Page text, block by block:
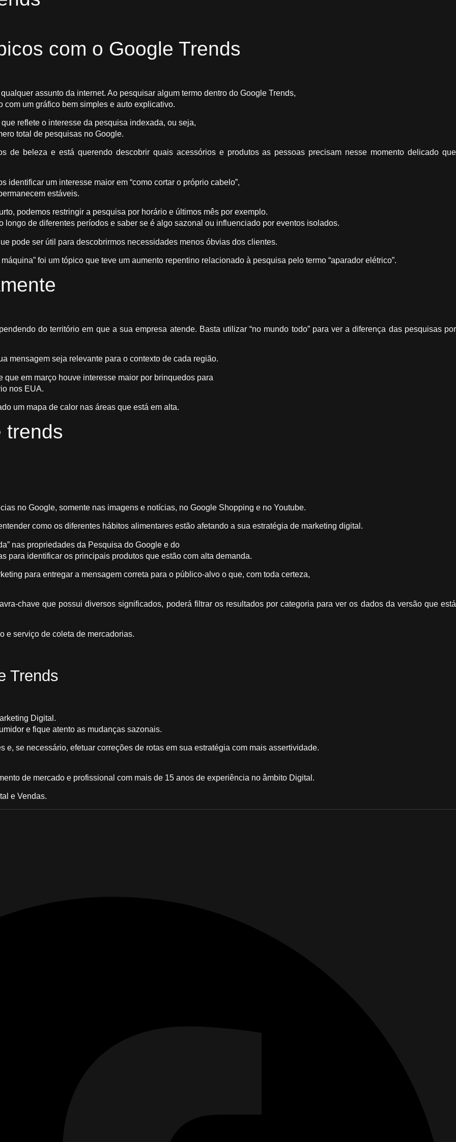
com o Google Trends
assunto da internet. Ao pesquisar algum termo dentro do Google Trends,
um gráfico bem simples e auto explicativo.
reflete o interesse da pesquisa indexada, ou seja,
total de pesquisas no Google.
de beleza e está querendo descobrir quais acessórios e produtos as pessoas precisam nesse momento delicado que
um interesse maior em “como cortar o próprio cabelo”,
estáveis.
podemos restringir a pesquisa por horário e últimos mês por exemplo.
de diferentes períodos e saber se é algo sazonal ou influenciado por eventos isolados.
pode ser útil para descobrirmos necessidades menos óbvias dos clientes.
foi um tópico que teve um aumento repentino relacionado à pesquisa pelo termo “aparador elétrico”.
do território em que a sua empresa atende. Basta utilizar “no mundo todo” para ver a diferença das pesquisas por
mensagem seja relevante para o contexto de cada região.
em março houve interesse maior por brinquedos para
nos EUA.
um mapa de calor nas áreas que está em alta.
no Google, somente nas imagens e notícias, no Google Shopping e no Youtube.
como os diferentes hábitos alimentares estão afetando a sua estratégia de marketing digital.
nas propriedades da Pesquisa do Google e do
para identificar os principais produtos que estão com alta demanda.
para entregar a mensagem correta para o público-alvo o que, com toda certeza,
chave que possui diversos significados, poderá filtrar os resultados por categoria para ver os dados da versão que está
e serviço de coleta de mercadorias.
Trends
Digital.
e fique atento as mudanças sazonais.
se necessário, efetuar correções de rotas em sua estratégia com mais assertividade.
de mercado e profissional com mais de 15 anos de experiência no âmbito Digital.
e Vendas.